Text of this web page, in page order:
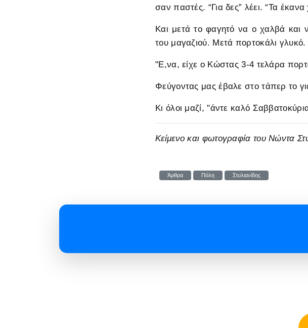
σαν παστές. “Για δες” λέει. “Τα έκανα
Και μετά το φαγητό να ο χαλβά και
του μαγαζιού. Μετά πορτοκάλι γλυκό.
"Ε,να, είχε ο Κώστας 3-4 τελάρα
Φεύγοντας μας έβαλε στο τάπερ το
Κι όλοι μαζί, "άντε καλό
Κείμενο και φωτογραφία του Νώντα
Άρθρα Πόλη Στυλιανίδης